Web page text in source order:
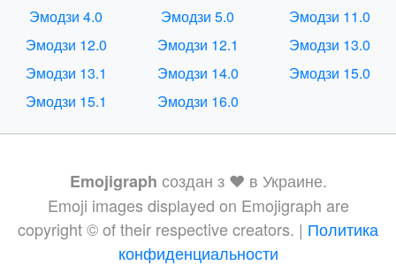
Эмодзи 4.0
Эмодзи 5.0
Эмодзи 11.0
Эмодзи 12.0
Эмодзи 12.1
Эмодзи 13.0
Эмодзи 13.1
Эмодзи 14.0
Эмодзи 15.0
Эмодзи 15.1
Эмодзи 16.0
Emojigraph создан з ❤️ в Украине.
Emoji images displayed on Emojigraph are
copyright © of their respective creators. | Политика
конфиденциальности